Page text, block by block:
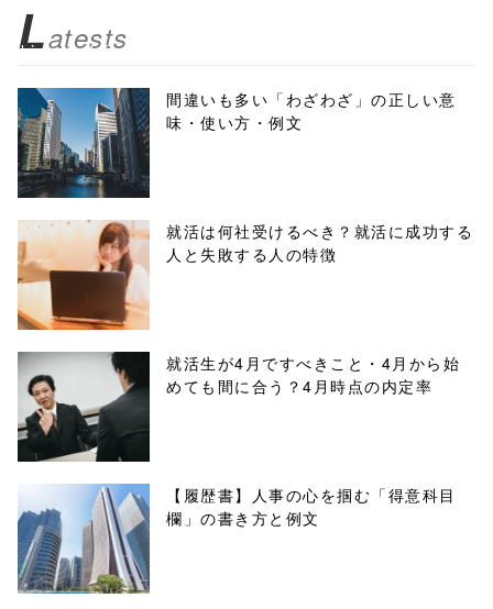
biz.jp/public_ht
ml/wp-
content/themes
/tapbiz_theme/
parts/sns-
buttons.php on
line10
/1039909"
onclick="windo
w.open(this.hre
f, 'Gwindow',
'width=550,
height=450,
Latests
間違いも多い「わざわざ」の正しい意
味・使い方・例文
就活は何社受けるべき？就活に成功する
人と失敗する人の特徴
就活生が4月ですべきこと・4月から始
めても間に合う？4月時点の内定率
【履歴書】人事の心を掴む「得意科目
欄」の書き方と例文